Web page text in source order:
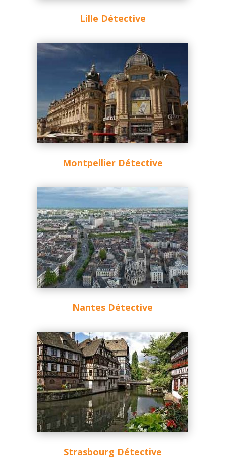
Lille Détective
Montpellier Détective
Nantes Détective
Strasbourg Détective